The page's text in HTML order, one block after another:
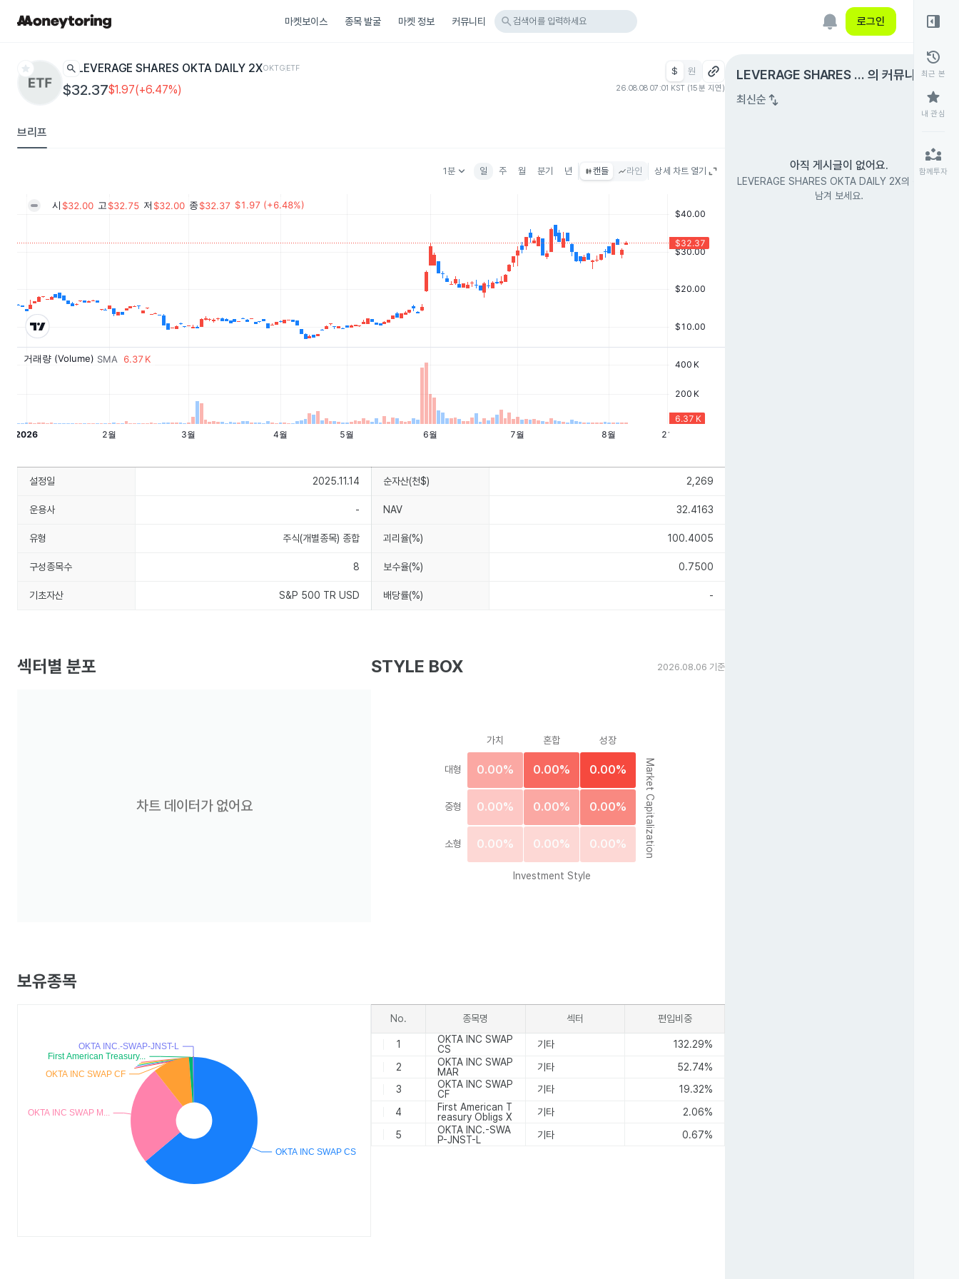
마켓보이스 종목 발굴 마켓 정보 커뮤니티 search 검색어를 입력하세요 로그인
star search LEVERAGE SHARES OKTA DAILY 2XOKTGETF
$32.37$1.97(+6.47%)
$ 원
26.08.08 07:01 KST (15분 지연)
브리프
1분keyboard_arrow_down 일 주 월 분기 년 캔들 라인 상세 차트 열기
LEVERAGE SHARES O
KTA DAILY 2X
의 커뮤니티expand_circle_right
최신순 swap_vert
아직 게시글이 없어요.
LEVERAGE SHARES OKTA DAILY 2X의 첫 글을
남겨 보세요.
right_panel_open
history
최근 본
star
내 관심
partner_exchange
함께투자